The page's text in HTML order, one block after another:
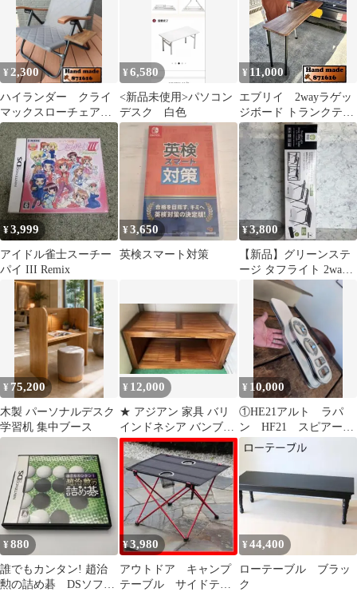
¥ 2,300
ハイランダー クライ
マックスローチェア用
サイドテーブル
¥6,580
<新品未使用>パソコン
デスク 白色
¥11,000
エブリイ 2wayラゲッ
ジボード トランクテー
ブル
¥3,999
アイドル雀士スーチー
パイ III Remix
¥3,650
英検スマート対策
¥3,800
【新品】グリーンステ
ージ タフライト 2way
BBQテーブル
¥ 75,200
木製 パーソナルデスク
学習机 集中ブース
¥ 12,000
★ アジアン 家具 バリ
インドネシア バンブー
飾り 棚 テレビ ボード
台
¥ 10,000
①HE21アルト ラパ
ン HF21 スピアー
ノ テーブル 新品
¥880
誰でもカンタン! 趙治
勲の詰め碁 DSソフ
¥3,980
アウトドア キャンプ
テーブル サイドテー
¥44,400
ローテーブル ブラッ
ク